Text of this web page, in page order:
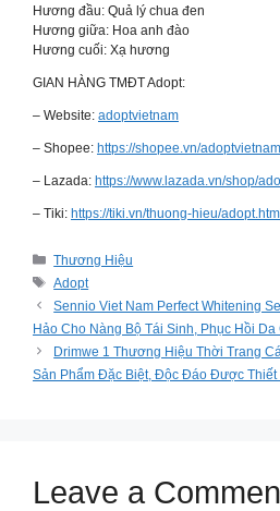
Hương đầu: Quả lý chua đen
Hương giữa: Hoa anh đào
Hương cuối: Xạ hương
GIAN HÀNG TMĐT Adopt:
– Website: adoptvietnam
– Shopee: https://shopee.vn/adoptvietnam
– Lazada: https://www.lazada.vn/shop/
– Tiki: https://tiki.vn/thuong-hieu/
Categories
Thương Hiệu
Tags
Adopt
Sennio Viet Nam Perfect Whitening
Hảo Cho Nàng Bộ Tái Sinh, Phục Hồi Da
Drimwe 1 Thương Hiệu Thời Trang
Sản Phẩm Đặc Biệt, Độc Đáo Được Thiết
Leave a